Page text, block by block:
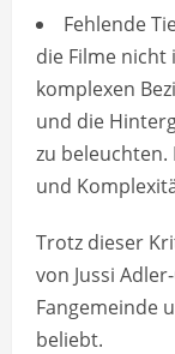
Fehlende
die Filme
komplexen
und die
zu
und
Trotz dieser
von Jussi
Fangemeinde
beliebt.